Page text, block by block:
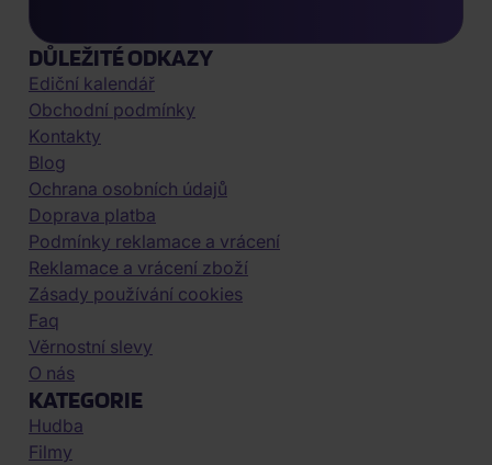
DŮLEŽITÉ ODKAZY
Ediční kalendář
Obchodní podmínky
Kontakty
Blog
Ochrana osobních údajů
Doprava platba
Podmínky reklamace a vrácení
Reklamace a vrácení zboží
Zásady používání cookies
Faq
Věrnostní slevy
O nás
KATEGORIE
Hudba
Filmy